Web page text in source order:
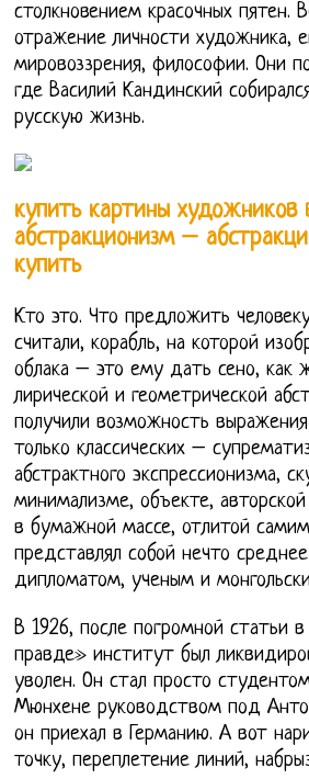
столкновением красочных пятен.
отражение личности художника,
мировоззрения, философии. Они
где Василий Кандинский
русскую жизнь.
купить картины художников
абстракционизм –
купить
Кто это. Что предложить
считали, корабль, на которой
облака – это ему дать сено, как
лирической и геометрической
получили возможность
только классических –
абстрактного экспрессионизма,
минимализме, объекте,
в бумажной массе, отлитой
представлял собой нечто
дипломатом, ученым и
В 1926, после погромной статьи
правде» институт был
уволен. Он стал просто
Мюнхене руководством под
он приехал в Германию. А вот
точку, переплетение линий,